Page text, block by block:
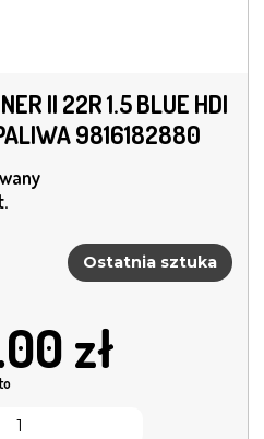
II 22R 1.5 BLUE HDI
9816182880
Ostatnia sztuka
zł